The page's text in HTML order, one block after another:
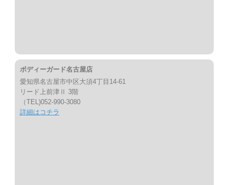
ボディーガード名古屋店
愛知県名古屋市中区大須4丁目14-61
リード上前津Ⅱ 3階
（TEL)052-990-3080
詳細はコチラ